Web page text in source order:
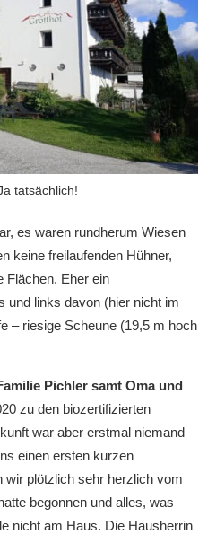
tatsächlich!
es waren rundherum Wiesen
keine freilaufenden Hühner,
Flächen. Eher ein
und links davon (hier nicht im
– riesige Scheune (19,5 m hoch
Pichler samt Oma und
zu den biozertifizierten
war aber erstmal niemand
einen ersten kurzen
wir plötzlich sehr herzlich vom
begonnen und alles, was
nicht am Haus. Die Hausherrin